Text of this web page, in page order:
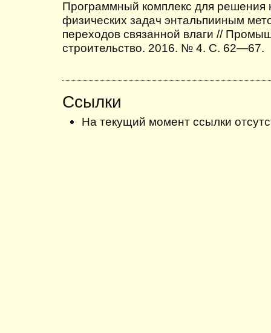
Программный комплекс для решения
физических задач энтальпииным
переходов связанной влаги //
строительство. 2016. № 4. С. 62—67.
Ссылки
На текущий момент ссылки